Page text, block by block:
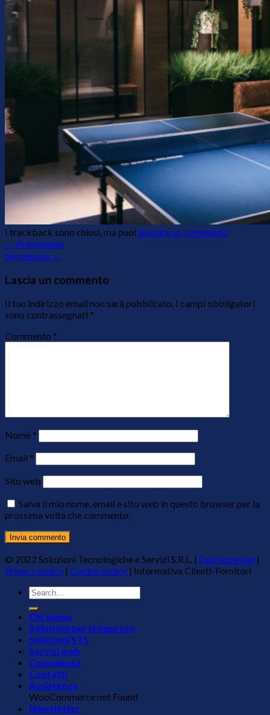
I trackback sono chiusi, ma puoi lasciare un commento.
← Precedente
Successivo →
Lascia un commento
Il tuo indirizzo email non sarà pubblicato. I campi obbligatori
sono contrassegnati *
Commento *
Nome *
Email *
Sito web
Salva il mio nome, email e sito web in questo browser per la
prossima volta che commento.
© 2022 Soluzioni Tecnologiche e Servizi S.R.L. | Dati societari |
Privacy policy | Cookie policy | Informativa Clienti-Fornitori
Chi siamo
Soluzioni per le imprese
Soluzioni STS
Servizi web
Consulenza
Contatti
Assistenza
WooCommerce not Found
Newsletter